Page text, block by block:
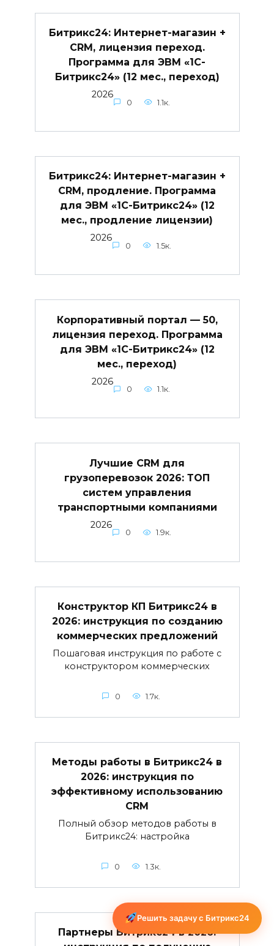
Битрикс24: Интернет-магазин +
CRM, лицензия переход.
Программа для ЭВМ «1С-
Битрикс24» (12 мес., переход)
2026
0 1.1к.
Битрикс24: Интернет-магазин +
CRM, продление. Программа
для ЭВМ «1С-Битрикс24» (12
мес., продление лицензии)
2026
0 1.5к.
Корпоративный портал — 50,
лицензия переход. Программа
для ЭВМ «1С-Битрикс24» (12
мес., переход)
2026
0 1.1к.
Лучшие CRM для
грузоперевозок 2026: ТОП
систем управления
транспортными компаниями
2026
0 1.9к.
Конструктор КП Битрикс24 в
2026: инструкция по созданию
коммерческих предложений
Пошаговая инструкция по работе с
конструктором коммерческих
0 1.7к.
Методы работы в Битрикс24 в
2026: инструкция по
эффективному использованию
CRM
Полный обзор методов работы в
Битрикс24: настройка
0 1.3к.
Партнеры Битрикс24 в 2026:
Решить задачу с Битрикс24